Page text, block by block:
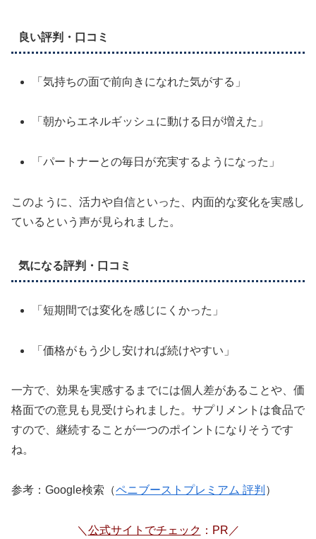
良い評判・口コミ
「気持ちの面で前向きになれた気がする」
「朝からエネルギッシュに動ける日が増えた」
「パートナーとの毎日が充実するようになった」
このように、活力や自信といった、内面的な変化を実感し
ているという声が見られました。
気になる評判・口コミ
「短期間では変化を感じにくかった」
「価格がもう少し安ければ続けやすい」
一方で、効果を実感するまでには個人差があることや、価
格面での意見も見受けられました。サプリメントは食品で
すので、継続することが一つのポイントになりそうです
ね。
参考：Google検索（ペニブーストプレミアム 評判 ）
＼ 公式サイトでチェック ：PR／